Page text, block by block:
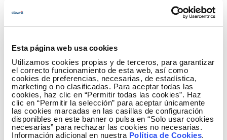
Esta página web usa cookies
Utilizamos cookies propias y de terceros, para garantizar
el correcto funcionamiento de esta web, así como
cookies de preferencias, necesarias, de estadística,
marketing o no clasificadas. Para aceptar todas las
cookies, haz clic en “Permitir todas las cookies”. Haz
clic en “Permitir la selección” para aceptar únicamente
las cookies marcadas en las casillas de configuración
disponibles en este banner o pulsa en “Solo usar cookies
necesarias” para rechazar las cookies no necesarias.
Información adicional en nuestra Política de Cookies.
Aerolaser es una de las pocas compañías en
con un enfoque holístico: inspecciona
infraestructuras o terrenos con tecnología
propia (como helicóptero o drones) y captura
datos de alta definición, en apenas
nanosegundos, que luego procesa con
sistemas que desarrolla e integra la propia
empresa y con el apoyo de su equipo de
profesionales. Aerolaser realiza servicios